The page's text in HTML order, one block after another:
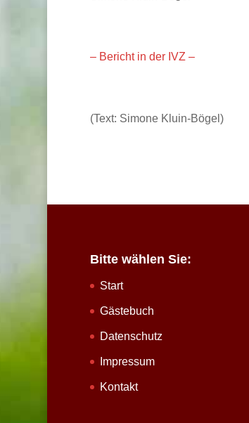
– Bericht in der IVZ –
(Text: Simone Kluin-Bögel)
Bitte wählen Sie:
Start
Gästebuch
Datenschutz
Impressum
Kontakt